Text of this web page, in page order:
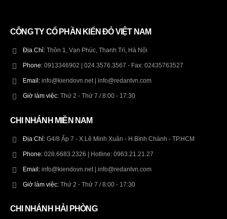
CÔNG TY CỔ PHẦN KIẾN ĐỎ VIỆT NAM
Địa Chỉ: Thôn 1, Vạn Phúc, Thanh Trì, Hà Nội
Phone: 0913346902 | 024.3576.3567 - Fax: 02435763527
Email: info@kiendovn.net | info@redantvn.com
Giờ làm việc: Thứ 2 - Thứ 7 / 8:00 - 17:30
CHI NHÁNH MIỀN NAM
Địa Chỉ: G4/8 Ấp 7 - X.Lê Minh Xuân - H.Bình Chánh - TP.HCM
Phone: 028.6683.2326 | Hotline: 0963.21.21.27
Email: info@kiendovn.net | info@redantvn.com
Giờ làm việc: Thứ 2 - Thứ 7 / 8:00 - 17:30
CHI NHÁNH HẢI PHÒNG